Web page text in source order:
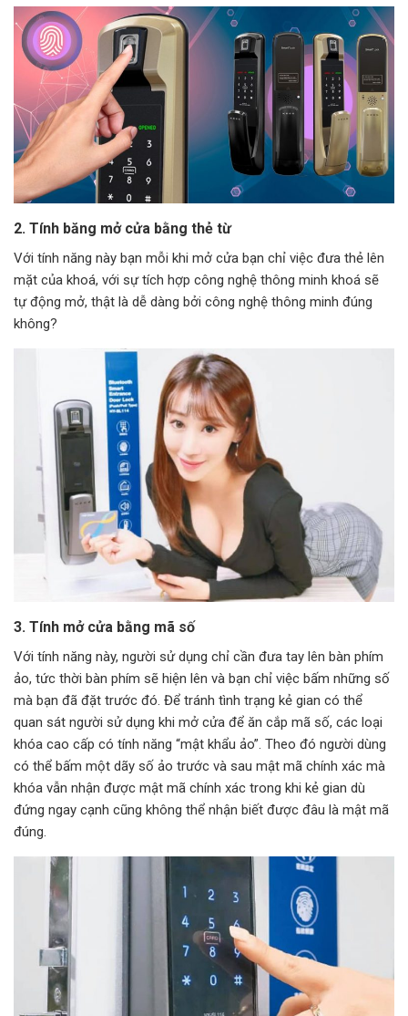
2. Tính băng mở cửa bằng thẻ từ
Với tính năng này bạn mỗi khi mở cửa bạn chỉ việc đưa thẻ lên
mặt của khoá, với sự tích hợp công nghệ thông minh khoá sẽ
tự động mở, thật là dễ dàng bởi công nghệ thông minh đúng
không?
3. Tính mở cửa bằng mã số
Với tính năng này, người sử dụng chỉ cần đưa tay lên bàn phím
ảo, tức thời bàn phím sẽ hiện lên và bạn chỉ việc bấm những số
mà bạn đã đặt trước đó. Để tránh tình trạng kẻ gian có thể
quan sát người sử dụng khi mở cửa để ăn cắp mã số, các loại
khóa cao cấp có tính năng “mật khẩu ảo”. Theo đó người dùng
có thể bấm một dãy số ảo trước và sau mật mã chính xác mà
khóa vẫn nhận được mật mã chính xác trong khi kẻ gian dù
đứng ngay cạnh cũng không thể nhận biết được đâu là mật mã
đúng.